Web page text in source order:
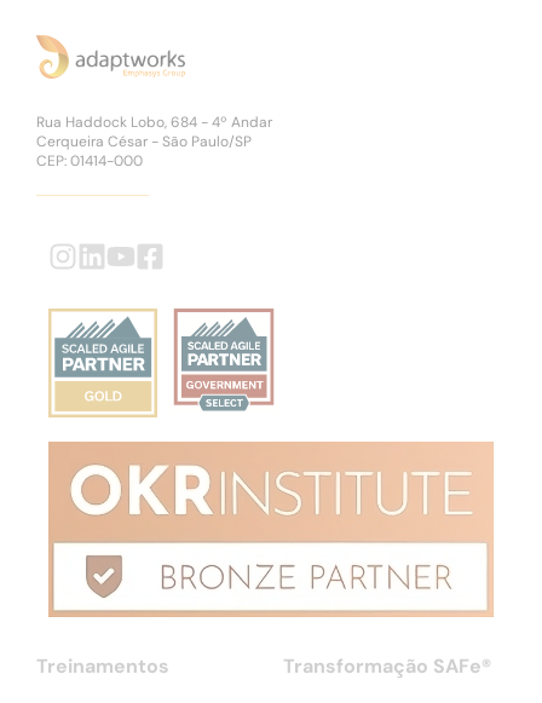
Rua Haddock Lobo, 684 - 4º Andar
Cerqueira César - São Paulo/SP
CEP: 01414-000
Treinamentos
Transformação SAFe®